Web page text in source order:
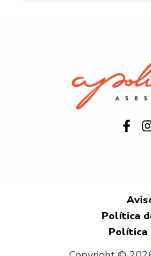
Política
Política